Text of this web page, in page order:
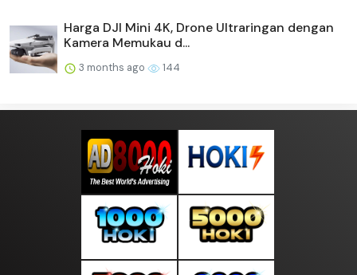
Harga DJI Mini 4K, Drone Ultraringan dengan
Kamera Memukau d...
3 months ago 144